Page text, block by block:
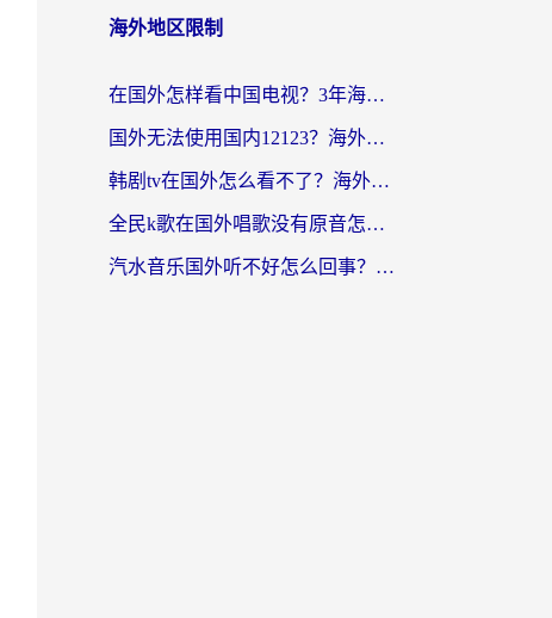
海外地区限制
在国外怎样看中国电视？3年海外党亲测有效的追剧加速器指南
国外无法使用国内12123？海外华人必看：选对回国加速器，解决迪拜语音+12123访问难题
韩剧tv在国外怎么看不了？海外党追剧自由的终极解决方案来了
全民k歌在国外唱歌没有原音怎么办？别让地域限制毁了你的麦霸时刻
汽水音乐国外听不好怎么回事？海外党亲测有效的回国加速方案来了